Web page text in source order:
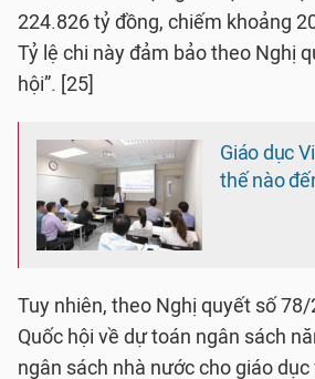
224.826 tỷ đồng, chiếm khoảng
Tỷ lệ chi này đảm bảo theo Nghị
hội”. [25]
Giáo dục
thế nào
Tuy nhiên, theo Nghị quyết số
Quốc hội về dự toán ngân sách
ngân sách nhà nước cho giáo dục